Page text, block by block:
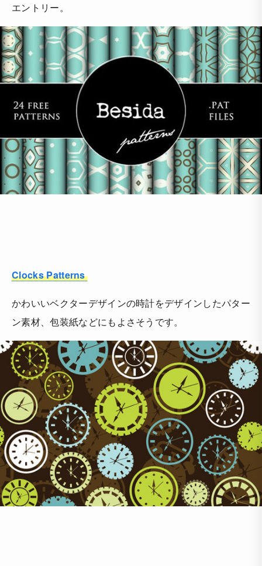
エントリー。
Clocks Patterns
かわいいベクターデザインの時計をデザインしたパター
ン素材、包装紙などにもよさそうです。